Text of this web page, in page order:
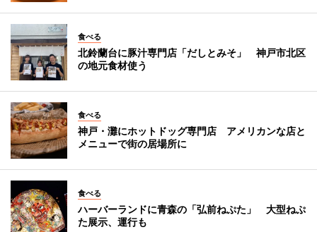
食べる
北鈴蘭台に豚汁専門店「だしとみそ」 神戸市北区
の地元食材使う
食べる
神戸・灘にホットドッグ専門店 アメリカンな店と
メニューで街の居場所に
食べる
ハーバーランドに青森の「弘前ねぷた」 大型ねぷ
た展示、運行も